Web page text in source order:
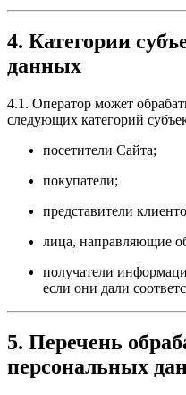
4. Категории
данных
4.1. Оператор может
следующих категорий
посетители Сайта;
покупатели;
представители
лица, направляющие
получатели
если они дали
5. Перечень
персональных